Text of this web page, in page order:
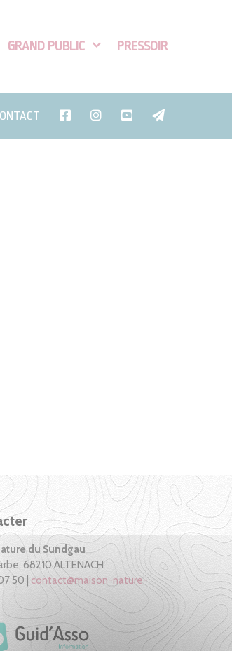
GRAND PUBLIC PRESSOIR
du Sundgau
68210 ALTENACH
50 | contact@maison-nature-